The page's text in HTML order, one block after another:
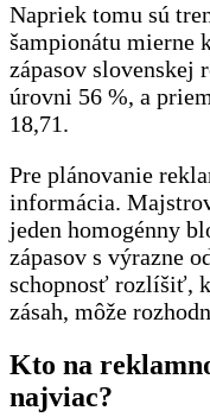
Napriek tomu sú
šampionátu mierne
zápasov slovenskej
úrovni 56 %, a
18,71.
Pre plánovanie
informácia.
jeden homogénny
zápasov s výrazne
schopnosť rozlíšiť,
zásah, môže
Kto na
najviac?